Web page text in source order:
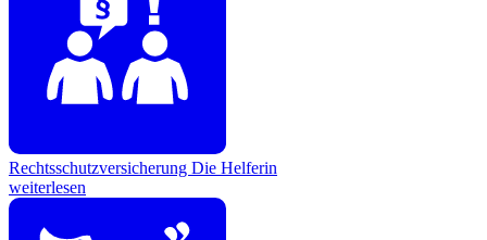
Rechtsschutzversicherung Die Helferin
weiterlesen